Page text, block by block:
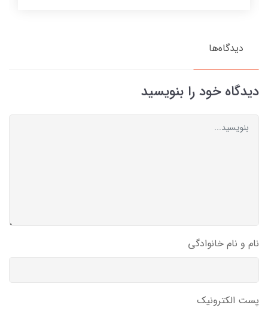
دیدگاه‌ها
دیدگاه خود را بنویسید
نام و نام خانوادگی
پست الکترونیک